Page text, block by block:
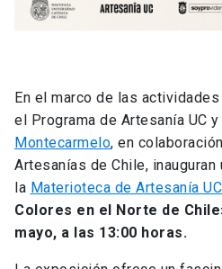
En el marco de las
el Programa de Artesanía UC
Montecarmelo, en
Artesanías de Chile,
la Materioteca de Artesanía UC
Colores en el Norte de
mayo, a las 13:00 horas.